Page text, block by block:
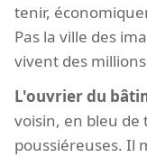
tenir,
Pas la ville des
vivent des
L'ouvrier du
voisin, en bleu de
poussiéreuses. Il